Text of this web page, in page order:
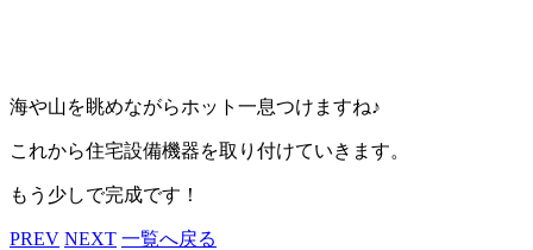
海や山を眺めながらホット一息つけますね♪
これから住宅設備機器を取り付けていきます。
もう少しで完成です！
PREV NEXT 一覧へ戻る